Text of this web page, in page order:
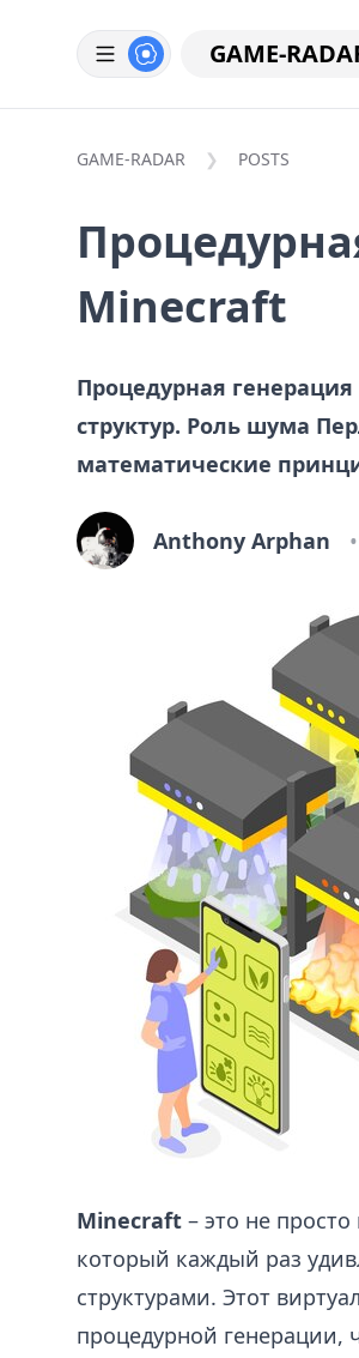
GAME-
GAME-RADAR POSTS
Minecraft
Процедурная
структур. Роль шума
математические
Anthony Arphan
Minecraft – это не
который каждый раз
структурами. Этот
процедурной генерации,